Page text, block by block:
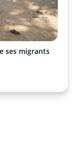
ses migrants